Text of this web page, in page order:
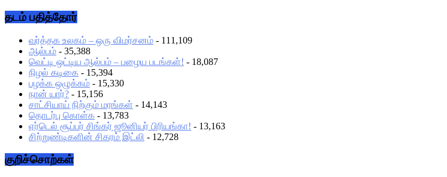
தடம் பதித்தோர்
வர்த்தக உலகம் – ஒரு விமர்சனம் - 111,109
ஆல்பம் - 35,388
வெட்டி ஒட்டிய ஆல்பம் – பழைய படங்கள்! - 18,087
நிழல் கடிகை - 15,394
பழக்க ஒழுக்கம் - 15,330
நான் யார்? - 15,156
சாட்சியாய் நிற்கும் மரங்கள் - 14,143
தொடர்பு கொள்க - 13,783
ஏர்டெல் சூப்பர் சிங்கர் ஜூனியர் பிரியங்கா! - 13,163
சிற்றுண்டிகளின் சிகரம் இட்லி - 12,728
குறிச்சொற்கள்